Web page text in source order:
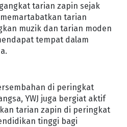
tarian zapin sejak
tarian
muzik dan tarian moden
tempat dalam
di peringkat
YWJ juga bergiat aktif
tarian zapin di peringkat
tinggi bagi